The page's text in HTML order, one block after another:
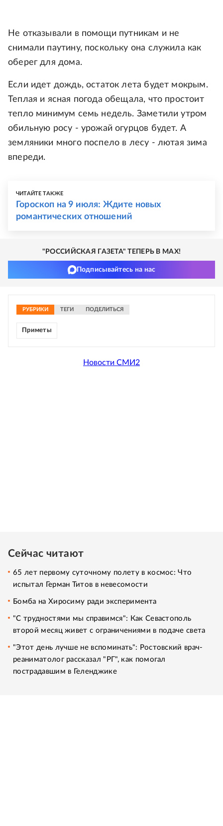
Не отказывали в помощи путникам и не
снимали паутину, поскольку она служила как
оберег для дома.
Если идет дождь, остаток лета будет мокрым.
Теплая и ясная погода обещала, что простоит
тепло минимум семь недель. Заметили утром
обильную росу - урожай огурцов будет. А
земляники много поспело в лесу - лютая зима
впереди.
ЧИТАЙТЕ ТАКЖЕ
Гороскоп на 9 июля: Ждите новых
романтических отношений
"РОССИЙСКАЯ ГАЗЕТА" ТЕПЕРЬ В MAX!
Подписывайтесь на нас
РУБРИКИ ТЕГИ ПОДЕЛИТЬСЯ
Приметы
Новости СМИ2
Сейчас читают
65 лет первому суточному полету в космос: Что
испытал Герман Титов в невесомости
Бомба на Хиросиму ради эксперимента
"С трудностями мы справимся": Как Севастополь
второй месяц живет с ограничениями в подаче света
"Этот день лучше не вспоминать": Ростовский врач-
реаниматолог рассказал "РГ", как помогал
пострадавшим в Геленджике